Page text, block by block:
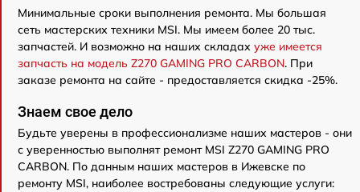
Минимальные сроки выполнения ремонта. Мы большая
сеть мастерских техники MSI. Мы имеем более 20 тыс.
запчастей. И возможно на наших складах уже имеется
запчасть на модель Z270 GAMING PRO CARBON. При
заказе ремонта на сайте - предоставляется скидка -25%.
Знаем свое дело
Будьте уверены в профессионализме наших мастеров - они
с уверенностью выполнят ремонт MSI Z270 GAMING PRO
CARBON. По данным наших мастеров в Ижевске по
ремонту MSI, наиболее востребованы следующие услуги: